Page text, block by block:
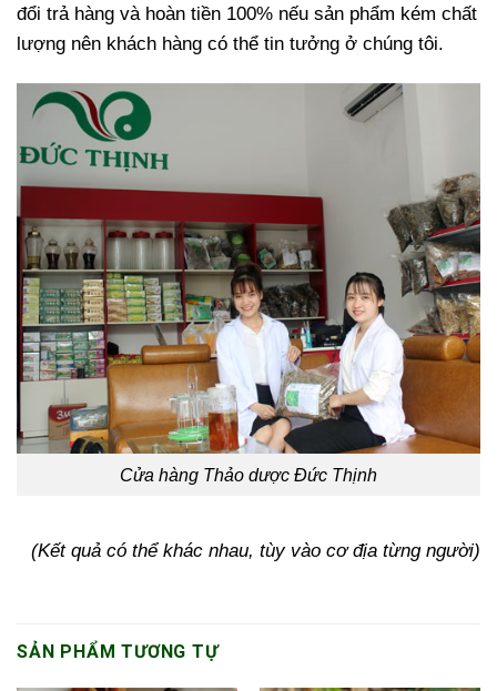
đổi trả hàng và hoàn tiền 100% nếu sản phẩm kém chất
lượng nên khách hàng có thể tin tưởng ở chúng tôi.
Cửa hàng Thảo dược Đức Thịnh
(Kết quả có thể khác nhau, tùy vào cơ địa từng người)
SẢN PHẨM TƯƠNG TỰ